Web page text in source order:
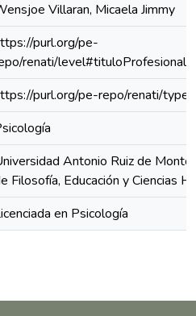
Villaran, Micaela Jimmy
purl.org/pe-
renati/level#tituloProfesional
purl.org/pe-repo/renati/
Antonio Ruiz de
Filosofía, Educación y Ciencias
en Psicología